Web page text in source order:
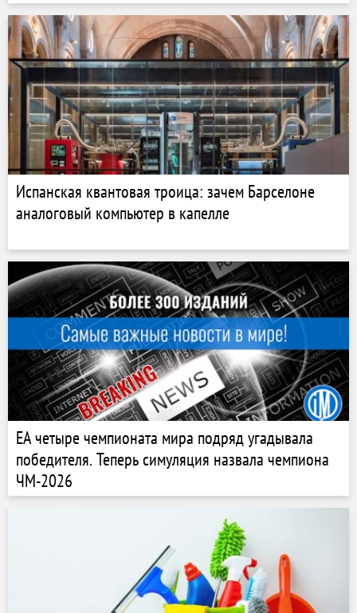
Испанская квантовая троица: зачем Барселоне
аналоговый компьютер в капелле
EA четыре чемпионата мира подряд угадывала
победителя. Теперь симуляция назвала чемпиона
ЧМ-2026